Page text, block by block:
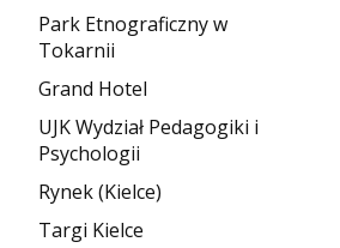
Park Etnograficzny w
Tokarnii
Grand Hotel
UJK Wydział Pedagogiki i
Psychologii
Rynek (Kielce)
Targi Kielce